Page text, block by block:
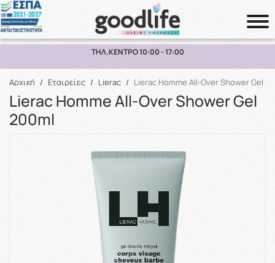
Αναζήτηση
ΠΑΡΑΛΑΒΗ ΑΠΟ ΤΟ ΚΑΤΑΣΤΗΜΑ ΑΝΩ ΤΩΝ 10€
Αρχική / Εταιρείες / Lierac / Lierac Homme All-Over Shower Gel
Lierac Homme All-Over Shower Gel
200ml